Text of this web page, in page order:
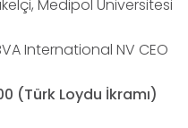
Medipol Üniversitesi
International NV CEO
(Türk Loydu İkramı)